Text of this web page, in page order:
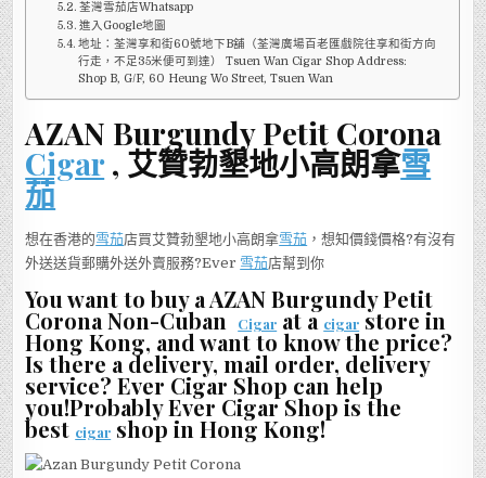
荃灣雪茄店Whatsapp
進入Google地圖
地址：荃灣享和街60號地下B舖（荃灣廣場百老匯戲院往享和街方向
行走，不足35米便可到達） Tsuen Wan Cigar Shop Address:
Shop B, G/F, 60 Heung Wo Street, Tsuen Wan
AZAN Burgundy Petit Corona
Cigar, 艾贊勃墾地小高朗拿雪
茄
想在香港的雪茄店買艾贊勃墾地小高朗拿雪茄 ，想知價錢價格?有沒有
外送送貨郵購外送外賣服務?Ever 雪茄店幫到你
You want to buy a AZAN Burgundy Petit
Corona Non-Cuban Cigar at acigar store in
Hong Kong, and want to know the price?
Is there a delivery, mail order, delivery
service? Ever Cigar Shop can help
you!Probably Ever Cigar Shop is the
best cigar shop in Hong Kong!